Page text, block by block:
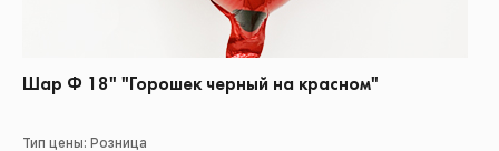
Шар Ф 18" "Горошек черный на красном"
Тип цены: Розница